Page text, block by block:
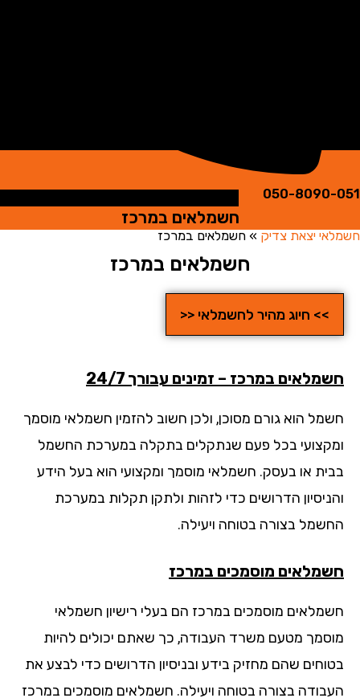
050-
חשמלאים במרכז
יצאת צדיק »חשמלאים במרכז
חשמלאים במרכז
>> חיוג מהיר לחשמלאי <<
במרכז – זמינים עבורך 24/7
הוא גורם מסוכן, ולכן חשוב להזמין חשמלאי מוסמך
בכל פעם שנתקלים בתקלה במערכת החשמל
או בעסק. חשמלאי מוסמך ומקצועי הוא בעל הידע
הדרושים כדי לזהות ולתקן תקלות במערכת
בצורה בטוחה ויעילה.
מוסמכים במרכז
מוסמכים במרכז הם בעלי רישיון חשמלאי
מטעם משרד העבודה, כך שאתם יכולים להיות
שהם מחזיק בידע ובניסיון הדרושים כדי לבצע את
בצורה בטוחה ויעילה. חשמלאים מוסמכים במרכז